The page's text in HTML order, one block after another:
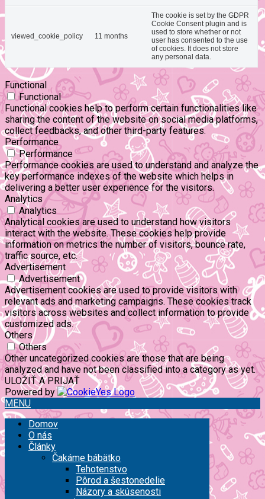
viewed_cookie_policy 11 months
The cookie is set by the GDPR
Cookie Consent plugin and is
used to store whether or not
user has consented to the use
of cookies. It does not store
any personal data.
Functional
Functional
Functional cookies help to perform certain functionalities like
sharing the content of the website on social media platforms,
collect feedbacks, and other third-party features.
Performance
Performance
Performance cookies are used to understand and analyze the
key performance indexes of the website which helps in
delivering a better user experience for the visitors.
Analytics
Analytics
Analytical cookies are used to understand how visitors
interact with the website. These cookies help provide
information on metrics the number of visitors, bounce rate,
traffic source, etc.
Advertisement
Advertisement
Advertisement cookies are used to provide visitors with
relevant ads and marketing campaigns. These cookies track
visitors across websites and collect information to provide
customized ads.
Others
Others
Other uncategorized cookies are those that are being
analyzed and have not been classified into a category as yet.
ULOŽIŤ A PRIJAŤ
Powered by
MENU
Domov
O nás
Články
Čakáme bábätko
Tehotenstvo
Pôrod a šestonedelie
Názory a skúsenosti